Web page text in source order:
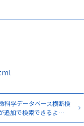
科学データベース横断検
追加で検索できるよ…